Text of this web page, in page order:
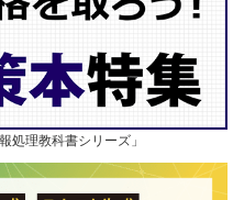
処理教科書シリーズ」